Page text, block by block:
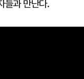
들과 만난다.